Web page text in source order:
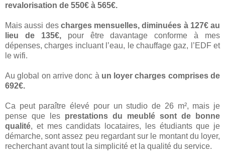
revalorisation de 550€ à 565€.
Mais aussi des charges mensuelles, diminuées à 127€ au
lieu de 135€,pour être davantage conforme à mes
dépenses, charges incluant l’eau, le chauffage gaz, l’EDF et
le wifi.
Au global on arrive donc à un loyer charges comprises de
692€.
Ca peut paraître élevé pour un studio de 26 m², mais je
pense que les prestations du meublé sont de bonne
qualité, et mes candidats locataires, les étudiants que je
démarche, sont assez peu regardant sur le montant du loyer,
recherchant avant tout la simplicité et la qualité du service.